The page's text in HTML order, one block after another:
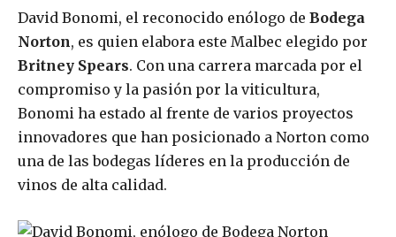
David Bonomi, el reconocido enólogo de Bodega
Norton, es quien elabora este Malbec elegido por
Britney Spears. Con una carrera marcada por el
compromiso y la pasión por la viticultura,
Bonomi ha estado al frente de varios proyectos
innovadores que han posicionado a Norton como
una de las bodegas líderes en la producción de
vinos de alta calidad.